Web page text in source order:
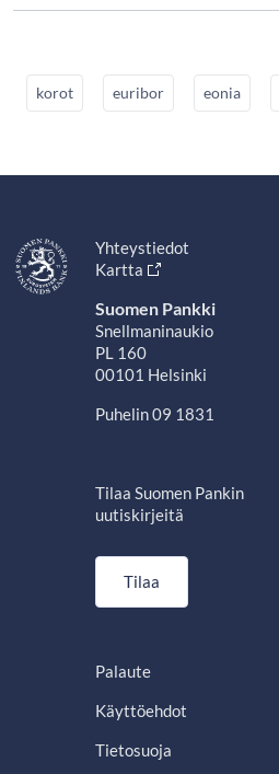
korot euribor eonia
Yhteystiedot
Kartta
Suomen Pankki
Snellmaninaukio
PL 160
00101 Helsinki
Puhelin 09 1831
Tilaa Suomen Pankin
uutiskirjeitä
Tilaa
Palaute
Käyttöehdot
Tietosuoja